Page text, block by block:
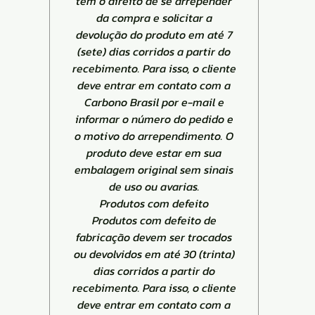
da compra e solicitar a
devolução do produto em até 7
(sete) dias corridos a partir do
recebimento. Para isso, o cliente
deve entrar em contato com a
Carbono Brasil por e-mail e
informar o número do pedido e
o motivo do arrependimento. O
produto deve estar em sua
embalagem original sem sinais
de uso ou avarias.
Produtos com defeito
Produtos com defeito de
fabricação devem ser trocados
ou devolvidos em até 30 (trinta)
dias corridos a partir do
recebimento. Para isso, o cliente
deve entrar em contato com a